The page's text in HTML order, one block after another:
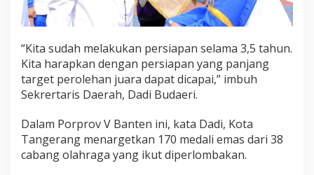
“Kita sudah melakukan persiapan selama 3,5 tahun.
Kita harapkan dengan persiapan yang panjang
target perolehan juara dapat dicapai,” imbuh
Sekrertaris Daerah, Dadi Budaeri.
Dalam Porprov V Banten ini, kata Dadi, Kota
Tangerang menargetkan 170 medali emas dari 38
cabang olahraga yang ikut diperlombakan.